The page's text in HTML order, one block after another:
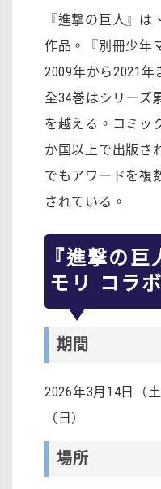
『進撃の巨人』
作品。『別冊少年
2009年から2021
全34巻はシリーズ
を越える。コミッ
か国以上で出版さ
でもアワードを複
されている。
『進撃の
モリ コラ
期間
2026年3月14日（
（日）
場所